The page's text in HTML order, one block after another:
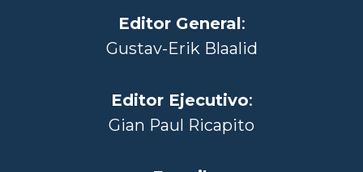
Editor General:
Gustav-Erik Blaalid
Editor Ejecutivo:
Gian Paul Ricapito